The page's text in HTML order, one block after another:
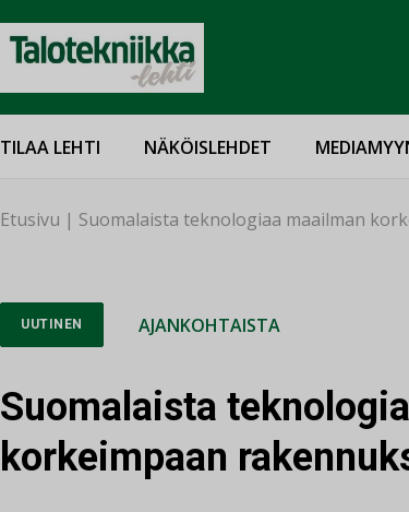
TILAA LEHTI NÄKÖISLEHDET
Etusivu | Suomalaista teknologiaa maailman
UUTINEN AJANKOHTAISTA
Suomalaista
korkeimpaan